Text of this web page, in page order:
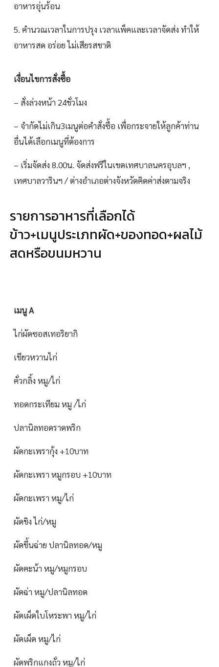
อาหารอุ่นร้อน
5. คำนวณเวลาในการปรุง เวลาแพ็คและเวลาจัดส่ง ทำให้
อาหารสด อร่อย ไม่เสียรสชาติ
เงื่อนไขการสั่งซื้อ
– สั่งล่วงหน้า 24ชั่วโมง
– จำกัดไม่เกิน3เมนูต่อคำสั่งซื้อ เพื่อกระจายให้ลูกค้าท่าน
อื่นได้เลือกเมนูที่ต้องการ
– เริ่มจัดส่ง 8.00น. จัดส่งฟรีในเขตเทศบาลนครอุบลฯ ,
เทศบาลวารินฯ / ต่างอำเภอต่างจังหวัดคิดค่าส่งตามจริง
รายการอาหารที่เลือกได้
ข้าว+เมนูประเภทผัด+ของทอด+ผลไม้
สดหรือขนมหวาน
เมนู A
ไก่ผัดซอสเทอริยากิ
เขียวหวานไก่
คั่วกลิ้ง หมู/ไก่
ทอดกระเทียม หมู /ไก่
ปลานิลทอดราดพริก
ผัดกะเพรากุ้ง +10บาท
ผัดกะเพรา หมูกรอบ +10บาท
ผัดกะเพรา หมู/ไก่
ผัดขิง ไก่/หมู
ผัดขึ้นฉ่าย ปลานิลทอด/หมู
ผัดคะน้า หมู/หมูกรอบ
ผัดฉ่า หมู/ปลานิลทอด
ผัดเผ็ดใบโหระพา หมู/ไก่
ผัดเผ็ด หมู/ไก่
ผัดพริกแกงถั่ว หมู/ไก่